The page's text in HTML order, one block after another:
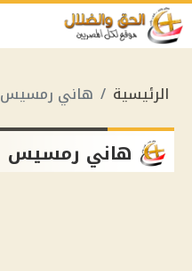
الرئيسية هاني رمسيس
هاني رمسيس